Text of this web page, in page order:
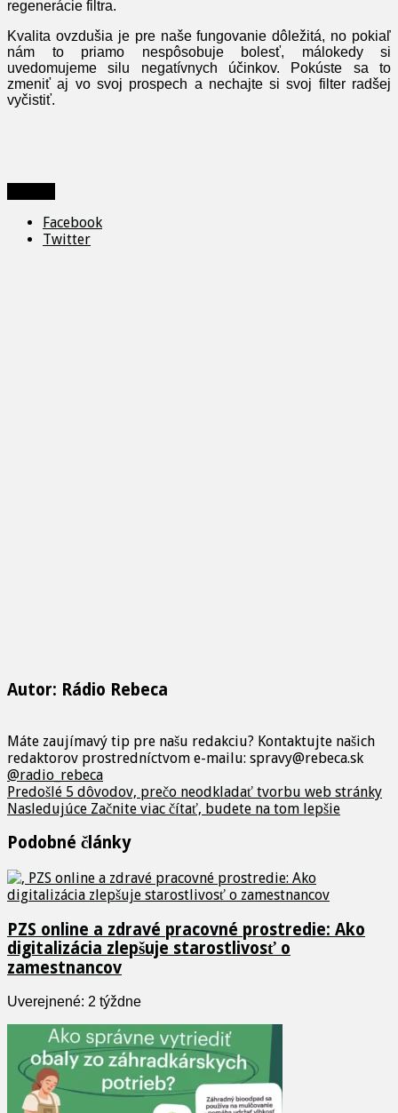
regenerácie filtra.
Kvalita ovzdušia je pre naše fungovanie dôležitá, no pokiaľ
nám to priamo nespôsobuje bolesť, málokedy si
uvedomujeme silu negatívnych účinkov. Pokúste sa to
zmeniť aj vo svoj prospech a nechajte si svoj filter radšej
vyčistiť.
Facebook
Twitter
Autor: Rádio Rebeca
Máte zaujímavý tip pre našu redakciu? Kontaktujte našich
redaktorov prostredníctvom e-mailu: spravy@rebeca.sk
@radio_rebeca
Predošlé 5 dôvodov, prečo neodkladať tvorbu web stránky
Nasledujúce Začnite viac čítať, budete na tom lepšie
Podobné články
PZS online a zdravé pracovné prostredie: Ako
digitalizácia zlepšuje starostlivosť o
zamestnancov
Uverejnené: 2 týždne